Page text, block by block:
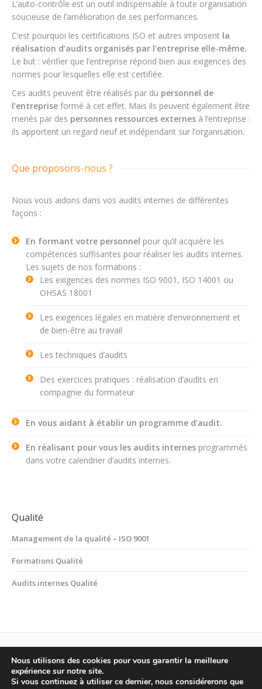
L’auto-contrôle est un outil indispensable à toute organisation
soucieuse de l’amélioration de ses performances.
C’est pourquoi les certifications ISO et autres imposent la
réalisation d’audits organisés par l’entreprise elle-même.
Le but : vérifier que l’entreprise répond bien aux exigences des
normes pour lesquelles elle est certifiée.
Ces audits peuvent être réalisés par du personnel de
l’entreprise formé à cet effet. Mais ils peuvent également être
menés par des personnes ressources externes à l’entreprise :
ils apportent un regard neuf et indépendant sur l’organisation.
Que proposons-nous ?
Nous vous aidons dans vos audits internes de différentes
façons :
En formant votre personnel pour qu’il acquière les
compétences suffisantes pour réaliser les audits internes.
Les sujets de nos formations :
Les exigences des normes ISO 9001, ISO 14001 ou
OHSAS 18001
Les exigences légales en matière d’environnement et
de bien-être au travail
Les techniques d’audits
Des exercices pratiques : réalisation d’audits en
compagnie du formateur
En vous aidant à établir un programme d’audit.
En réalisant pour vous les audits internes programmés
dans votre calendrier d’audits internes.
Qualité
Management de la qualité – ISO 9001
Formations Qualité
Audits internes Qualité
ECOBEL sprl © 2015
Nous utilisons des cookies pour vous garantir la meilleure
expérience sur notre site.
Si vous continuez à utiliser ce dernier, nous considérerons que